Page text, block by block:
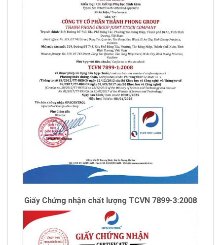
Giấy Chứng nhận chất lượng TCVN 7899-3:2008